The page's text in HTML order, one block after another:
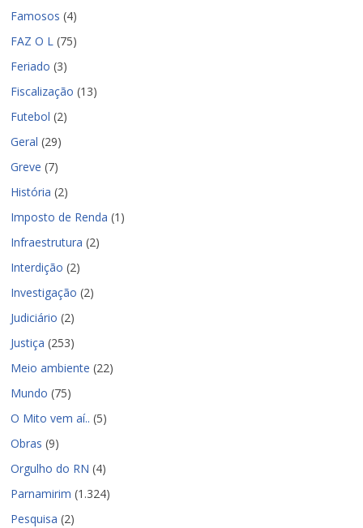
Famosos (4)
FAZ O L (75)
Feriado (3)
Fiscalização (13)
Futebol (2)
Geral (29)
Greve (7)
História (2)
Imposto de Renda (1)
Infraestrutura (2)
Interdição (2)
Investigação (2)
Judiciário (2)
Justiça (253)
Meio ambiente (22)
Mundo (75)
O Mito vem aí.. (5)
Obras (9)
Orgulho do RN (4)
Parnamirim (1.324)
Pesquisa (2)